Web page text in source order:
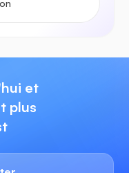
et
plus